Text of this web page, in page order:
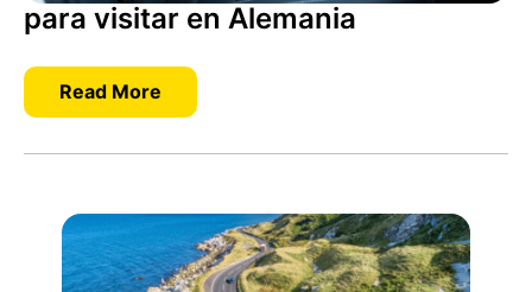
para visitar en Alemania
Read More